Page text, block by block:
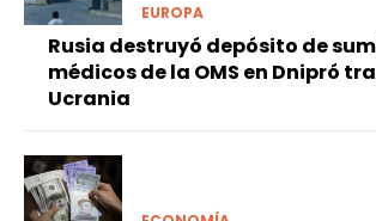
EUROPA
Rusia destruyó depósito de
médicos de la OMS en Dnipró
Ucrania